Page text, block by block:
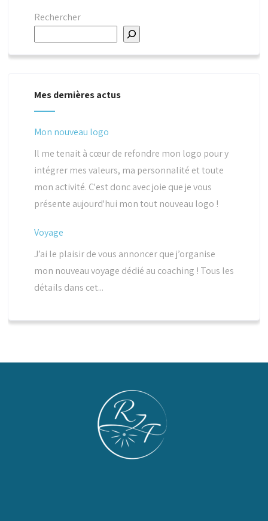
Rechercher
Mes dernières actus
Mon nouveau logo
Il me tenait à cœur de refondre mon logo pour y
intégrer mes valeurs, ma personnalité et toute
mon activité. C'est donc avec joie que je vous
présente aujourd'hui mon tout nouveau logo !
Voyage
J’ai le plaisir de vous annoncer que j’organise
mon nouveau voyage dédié au coaching ! Tous les
détails dans cet...